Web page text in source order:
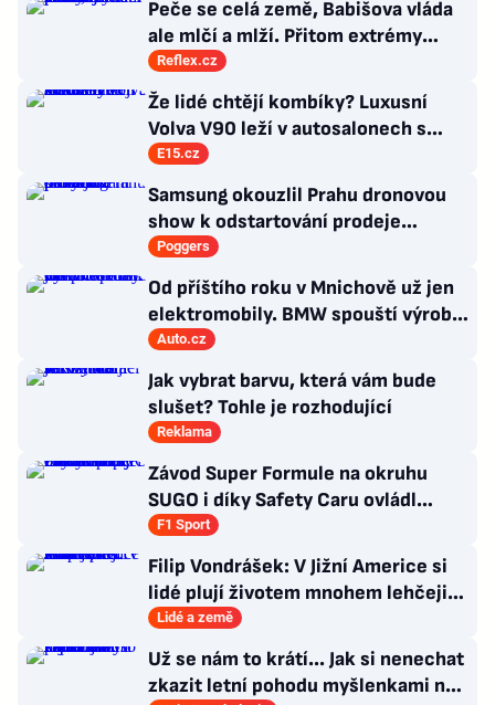
Peče se celá země, Babišova vláda
ale mlčí a mlží. Přitom extrémy
počasí jsou trvalými problémy
Česka
Reflex.cz
Že lidé chtějí kombíky? Luxusní
Volva V90 leží v autosalonech s
milionovou slevou
E15.cz
Samsung okouzlil Prahu dronovou
show k odstartování prodeje
nových produktů
Poggers
Od příštího roku v Mnichově už jen
elektromobily. BMW spouští výrobu
sedanu i3
Auto.cz
Jak vybrat barvu, která vám bude
slušet? Tohle je rozhodující
Reklama
Závod Super Formule na okruhu
SUGO i díky Safety Caru ovládl
Fukuzumi. Staněk po chybě nedojel
F1 Sport
Filip Vondrášek: V Jižní Americe si
lidé plují životem mnohem lehčeji,
věci tolik neřeší
Lidé a země
Už se nám to krátí... Jak si nenechat
zkazit letní pohodu myšlenkami na